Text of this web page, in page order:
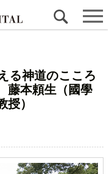
神道のこころ
本頼生（國學
）